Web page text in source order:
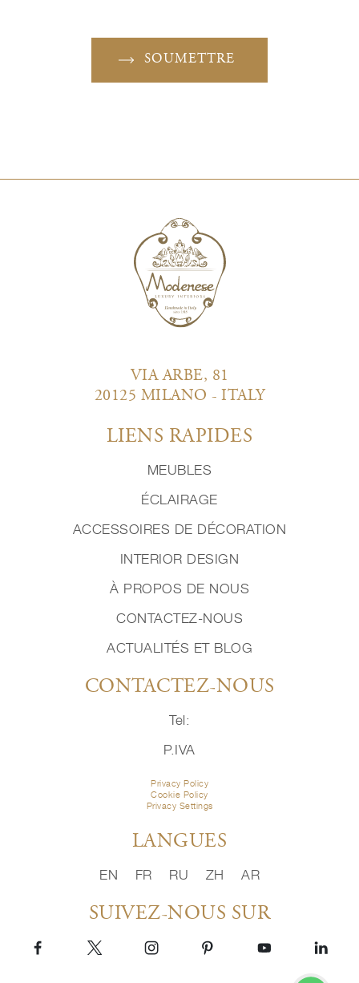
SOUMETTRE
VIA ARBE, 81
20125 MILANO - ITALY
LIENS RAPIDES
MEUBLES
ÉCLAIRAGE
ACCESSOIRES DE DÉCORATION
INTERIOR DESIGN
À PROPOS DE NOUS
CONTACTEZ-NOUS
ACTUALITÉS ET BLOG
CONTACTEZ-NOUS
Tel:
P.IVA
Privacy Policy
Cookie Policy
Privacy Settings
LANGUES
EN FR RU ZH AR
SUIVEZ-NOUS SUR